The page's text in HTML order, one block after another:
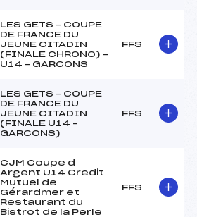
LES GETS – COUPE
DE FRANCE DU
JEUNE CITADIN
(FINALE CHRONO) –
U14 – GARCONS
FFS
LES GETS – COUPE
DE FRANCE DU
JEUNE CITADIN
(FINALE U14 –
GARCONS)
FFS
CJM Coupe d
Argent U14 Credit
Mutuel de
Gérardmer et
Restaurant du
Bistrot de la Perle
FFS